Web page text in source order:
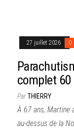
27 juillet 2026 0
complet
ParTHIERRY
À 67 ans, Martine
au-dessus de la